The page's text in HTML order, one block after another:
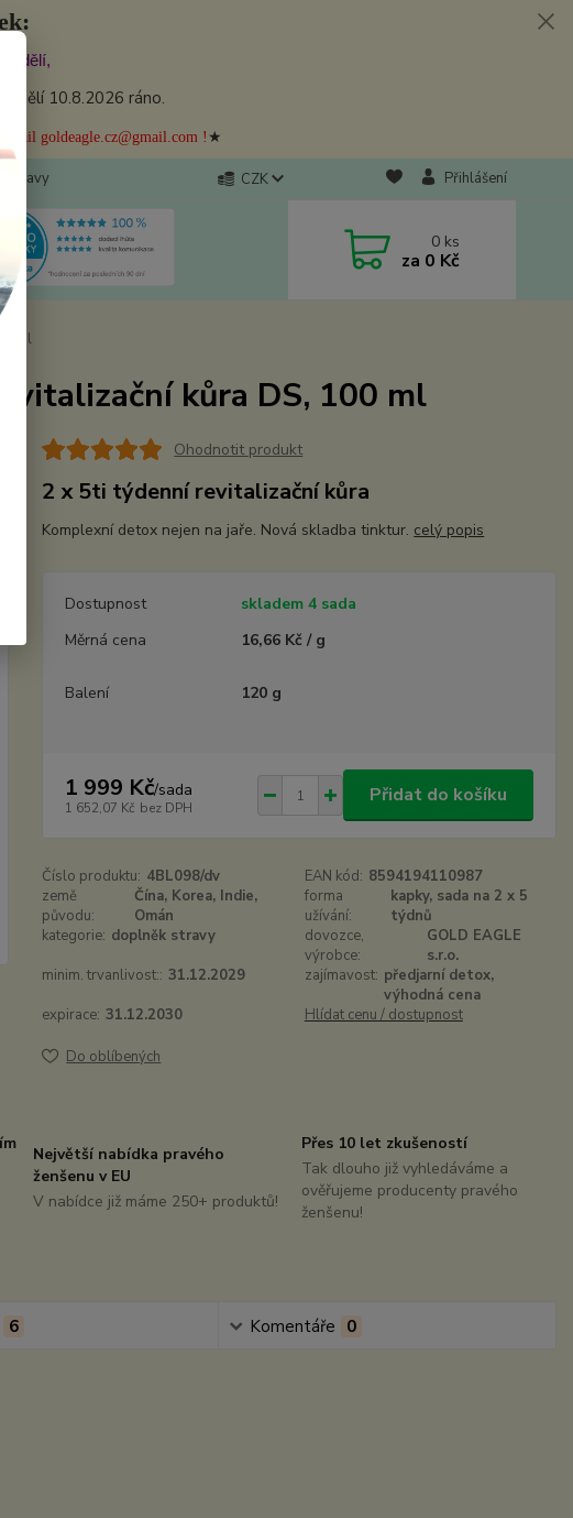
10.8.2026 ráno.
goldeagle.cz@gmail.com ! ★
CZK Přihlášení
0 ks
za 0 Kč
ml
kůra DS, 100 ml
Ohodnotit produkt
2 x 5ti týdenní revitalizační kůra
Komplexní detox nejen na jaře. Nová skladba tinktur. celý popis
Dostupnost
skladem 4 sada
Měrná cena
16,66 Kč / g
Balení 120 g
1 999 Kč/sada
1 652,07 Kč bez DPH
Přidat do košíku
Číslo produktu: 4BL098/dv EAN kód: 8594194110987
země
původu:
Čína, Korea, Indie,
Omán
forma
užívání:
kapky, sada na 2 x 5
týdnů
kategorie: doplněk stravy
dovozce,
výrobce:
GOLD EAGLE
s.r.o.
minim. trvanlivost:: 31.12.2029 zajímavost: předjarní detox,
výhodná cena
expirace: 31.12.2030 Hlídat cenu / dostupnost
Do oblíbených
Největší nabídka pravého
ženšenu v EU
V nabídce již máme 250+ produktů!
Přes 10 let zkušeností
Tak dlouho již vyhledáváme a
ověřujeme producenty pravého
ženšenu!
6 Komentáře 0